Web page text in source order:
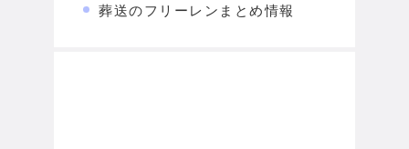
葬送のフリーレンまとめ情報